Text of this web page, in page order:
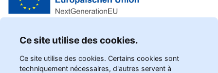
Ce site utilise des cookies.
Ce site utilise des cookies. Certains cookies sont
techniquement nécessaires, d'autres servent à